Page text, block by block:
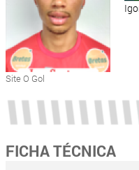
Site O Gol
FICHA TÉCNICA